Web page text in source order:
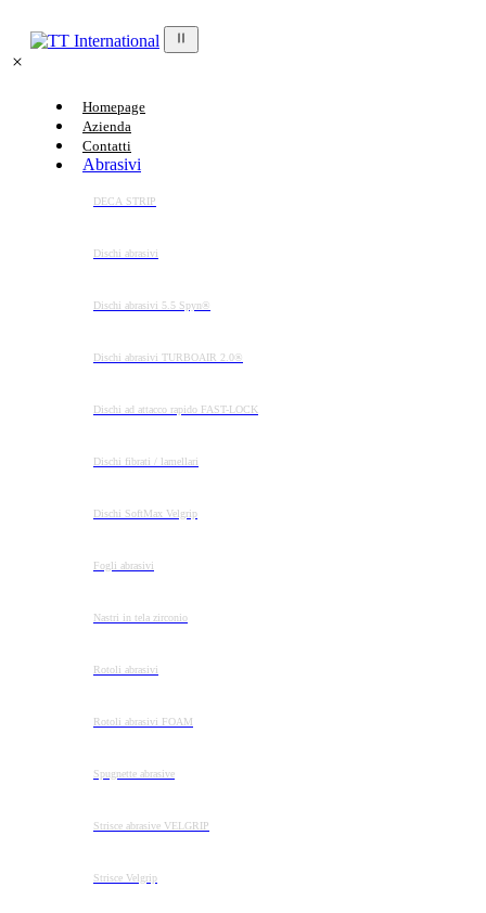
Homepage
Azienda
Contatti
Abrasivi
DECA STRIP
Dischi abrasivi
Dischi abrasivi 5.5 Spyn®
Dischi abrasivi TURBOAIR 2.0®
Dischi ad attacco rapido FAST-LOCK
Dischi fibrati / lamellari
Dischi SoftMax Velgrip
Fogli abrasivi
Nastri in tela zirconio
Rotoli abrasivi
Rotoli abrasivi FOAM
Spugnette abrasive
Strisce abrasive VELGRIP
Strisce Velgrip